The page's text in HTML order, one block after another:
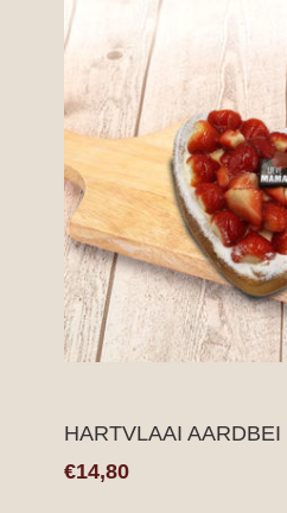
HARTVLAAI AARDBEI
€14,80